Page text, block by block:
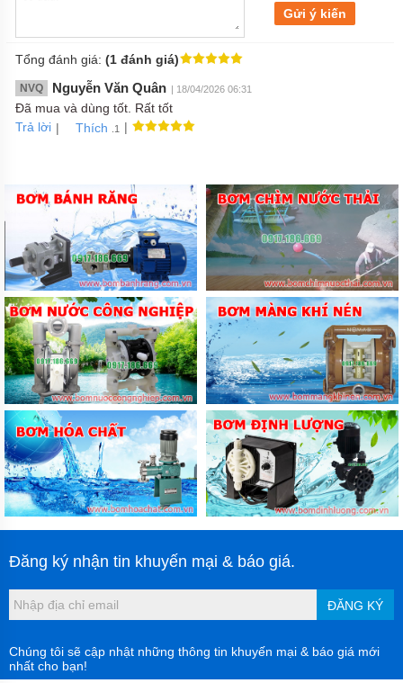
Gửi ý kiến
Tổng đánh giá: (1 đánh giá)
NVQ Nguyễn Văn Quân | 18/04/2026 06:31
Đã mua và dùng tốt. Rất tốt
Trả lời | Thích .1 |
Đăng ký nhận tin khuyến mại & báo giá.
ĐĂNG KÝ
Chúng tôi sẽ cập nhật những thông tin khuyến mại & báo giá mới
nhất cho bạn!